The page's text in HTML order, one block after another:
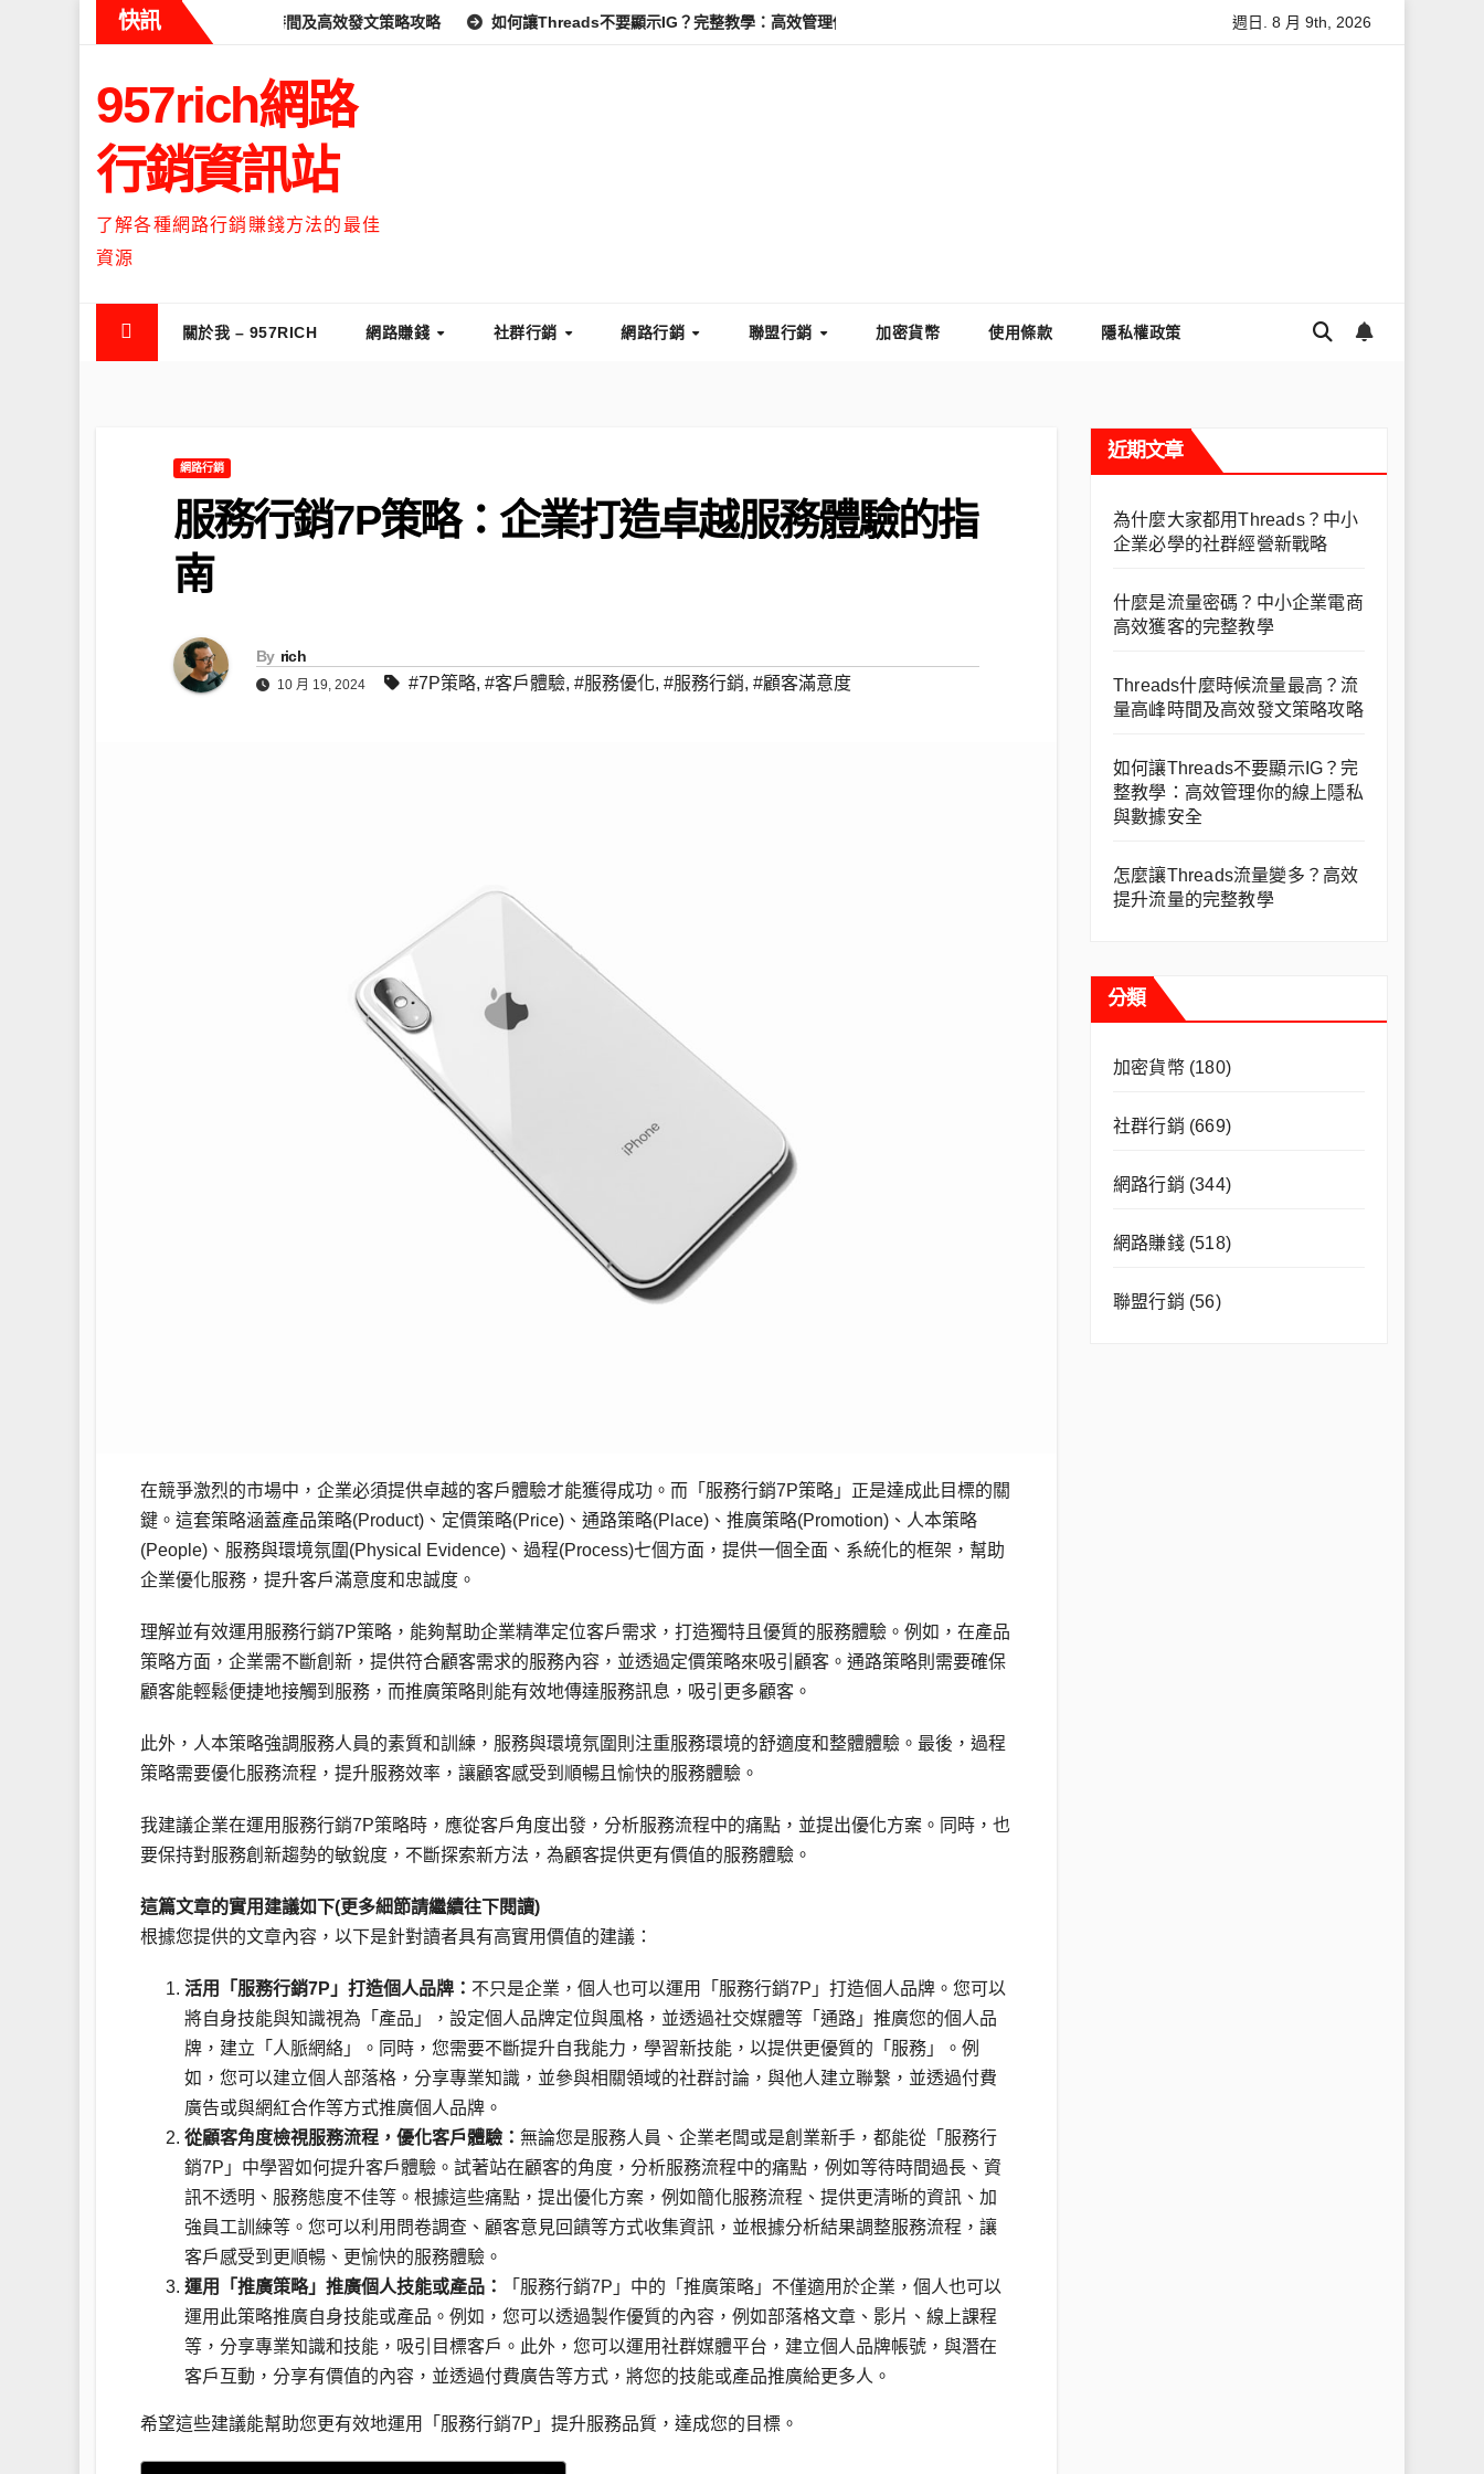
快訊
時候流量最高？流量高峰時間及高效發文策略攻略 如何讓Threads不要顯示IG？完整教學：高效管理你的線上隱私與數據安全 怎麼讓Threads流量變多？高效提升流量的完整教學
週日. 8 月 9th, 2026
957rich網路
行銷資訊站
了解各種網路行銷賺錢方法的最佳
資源
關於我 – 957RICH 網路賺錢 社群行銷 網路行銷 聯盟行銷 加密貨幣 使用條款 隱私權政策
網路行銷
服務行銷7P策略：企業打造卓越服務體驗的指
南
By rich
10 月 19, 2024 #7P策略, #客戶體驗, #服務優化, #服務行銷, #顧客滿意度
在競爭激烈的市場中，企業必須提供卓越的客戶體驗才能獲得成功。而「服務行銷7P策略」正是達成此目標的關
鍵。這套策略涵蓋產品策略(Product)、定價策略(Price)、通路策略(Place)、推廣策略(Promotion)、人本策略
(People)、服務與環境氛圍(Physical Evidence)、過程(Process)七個方面，提供一個全面、系統化的框架，幫助
企業優化服務，提升客戶滿意度和忠誠度。
理解並有效運用服務行銷7P策略，能夠幫助企業精準定位客戶需求，打造獨特且優質的服務體驗。例如，在產品
策略方面，企業需不斷創新，提供符合顧客需求的服務內容，並透過定價策略來吸引顧客。通路策略則需要確保
顧客能輕鬆便捷地接觸到服務，而推廣策略則能有效地傳達服務訊息，吸引更多顧客。
此外，人本策略強調服務人員的素質和訓練，服務與環境氛圍則注重服務環境的舒適度和整體體驗。最後，過程
策略需要優化服務流程，提升服務效率，讓顧客感受到順暢且愉快的服務體驗。
我建議企業在運用服務行銷7P策略時，應從客戶角度出發，分析服務流程中的痛點，並提出優化方案。同時，也
要保持對服務創新趨勢的敏銳度，不斷探索新方法，為顧客提供更有價值的服務體驗。
這篇文章的實用建議如下(更多細節請繼續往下閱讀)
根據您提供的文章內容，以下是針對讀者具有高實用價值的建議：
活用「服務行銷7P」打造個人品牌： 不只是企業，個人也可以運用「服務行銷7P」打造個人品牌。您可以
將自身技能與知識視為「產品」，設定個人品牌定位與風格，並透過社交媒體等「通路」推廣您的個人品
牌，建立「人脈網絡」。同時，您需要不斷提升自我能力，學習新技能，以提供更優質的「服務」。例
如，您可以建立個人部落格，分享專業知識，並參與相關領域的社群討論，與他人建立聯繫，並透過付費
廣告或與網紅合作等方式推廣個人品牌。
從顧客角度檢視服務流程，優化客戶體驗： 無論您是服務人員、企業老闆或是創業新手，都能從「服務行
銷7P」中學習如何提升客戶體驗。試著站在顧客的角度，分析服務流程中的痛點，例如等待時間過長、資
訊不透明、服務態度不佳等。根據這些痛點，提出優化方案，例如簡化服務流程、提供更清晰的資訊、加
強員工訓練等。您可以利用問卷調查、顧客意見回饋等方式收集資訊，並根據分析結果調整服務流程，讓
客戶感受到更順暢、更愉快的服務體驗。
運用「推廣策略」推廣個人技能或產品：
「服務行銷7P」中的「推廣策略」不僅適用於企業，個人也可以
運用此策略推廣自身技能或產品。例如，您可以透過製作優質的內容，例如部落格文章、影片、線上課程
等，分享專業知識和技能，吸引目標客戶。此外，您可以運用社群媒體平台，建立個人品牌帳號，與潛在
客戶互動，分享有價值的內容，並透過付費廣告等方式，將您的技能或產品推廣給更多人。
希望這些建議能幫助您更有效地運用「服務行銷7P」提升服務品質，達成您的目標。
近期文章
為什麼大家都用Threads？中小
企業必學的社群經營新戰略
什麼是流量密碼？中小企業電商
高效獲客的完整教學
Threads什麼時候流量最高？流
量高峰時間及高效發文策略攻略
如何讓Threads不要顯示IG？完
整教學：高效管理你的線上隱私
與數據安全
怎麼讓Threads流量變多？高效
提升流量的完整教學
分類
加密貨幣(180)
社群行銷 (669)
網路行銷 (344)
網路賺錢(518)
聯盟行銷 (56)